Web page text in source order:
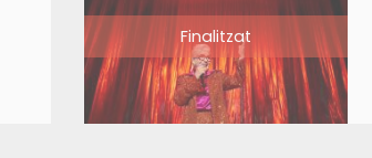
Finalitzat